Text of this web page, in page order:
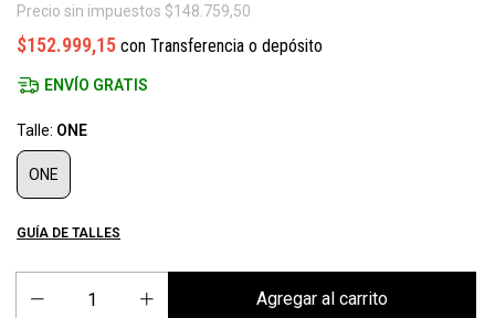
Precio sin impuestos $148.759,50
$152.999,15 con Transferencia o depósito
ENVÍO GRATIS
Talle: ONE
ONE
GUÍA DE TALLES